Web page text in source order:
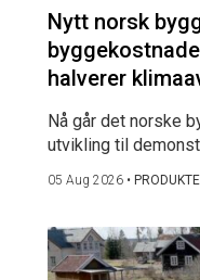
Nytt norsk
halverer
Nå går det norske
utvikling til
05 Aug 2026 •